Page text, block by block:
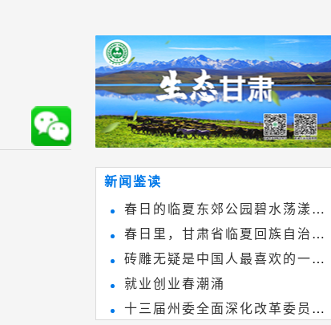
新闻鉴读
春日的临夏东郊公园碧水荡漾、
春花烂漫
春日里，甘肃省临夏回族自治州
境内的刘家峡大桥，壮观美丽!
砖雕无疑是中国人最喜欢的一种
雕刻艺术，它不仅是民间实用美术
和建筑装饰艺术的有机结合，更成
就业创业春潮涌
十三届州委全面深化改革委员会